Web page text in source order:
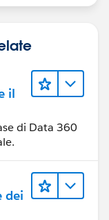
il
di Data 360
dei